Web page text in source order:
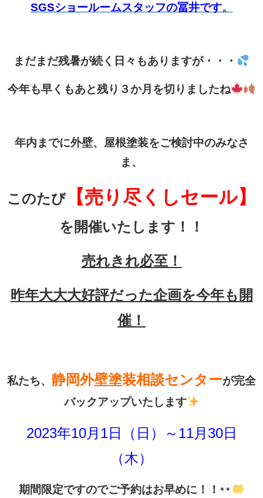
SGSショールームスタッフの冨井です。
まだまだ残暑が続く日々もありますが・・・
今年も早くもあと残り３か月を切りましたね
年内までに外壁、屋根塗装をご検討中のみなさ
ま、
このたび【売り尽くしセール】
を開催いたします！！
売れきれ必至！
昨年大大大好評だった企画を今年も開
催！
私たち、 静岡外壁塗装相談センターが完全
バックアップいたします
2023年10月1日（日）～11月30日
（木）
期間限定ですのでご予約はお早めに！！